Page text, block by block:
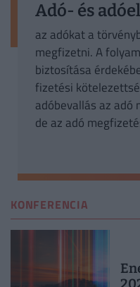
Adó- és
az adókat a
megfizetni. A
biztosítása
fizetési
adóbevallás az
de az adó
KONFERENCIA